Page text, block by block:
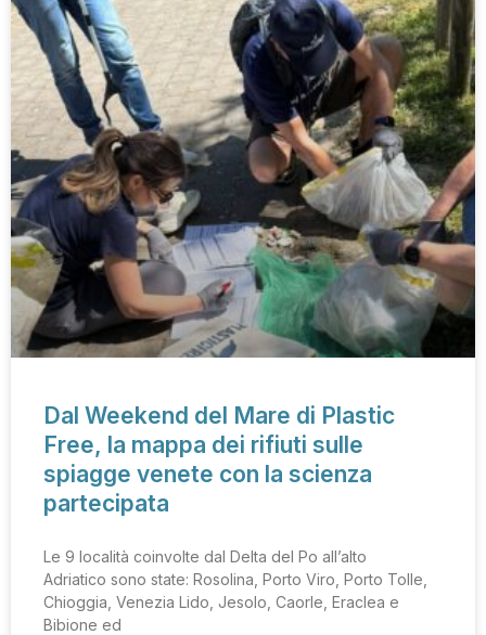
Dal Weekend del Mare di Plastic
Free, la mappa dei rifiuti sulle
spiagge venete con la scienza
partecipata
Le 9 località coinvolte dal Delta del Po all’alto
Adriatico sono state: Rosolina, Porto Viro, Porto Tolle,
Chioggia, Venezia Lido, Jesolo, Caorle, Eraclea e
Bibione ed